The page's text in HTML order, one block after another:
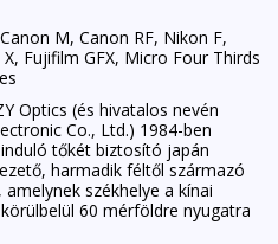
M, Canon RF, Nikon F,
Fujifilm GFX, Micro Four Thirds
Optics (és hivatalos nevén
Co., Ltd.) 1984-ben
tőkét biztosító japán
harmadik féltől származó
székhelye a kínai
60 mérföldre nyugatra